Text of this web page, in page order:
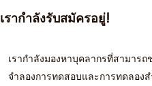
เรากำลังรับสมัครอยู่!
เรากำลังมองหาบุคลากรที่สามาร
จำลองการทดสอบและการทดลอง